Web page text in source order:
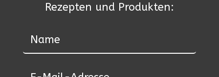
Rezepten und Produkten: